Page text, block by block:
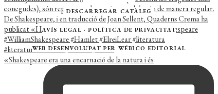
«Shakespeare era una encarnació de la natura i és
DESCARREGAR CATÀLEG
AVÍS LEGAL ·POLÍTICA DE PRIVACITAT
WEB DESENVOLUPAT PER WÉBICO EDITORIAL